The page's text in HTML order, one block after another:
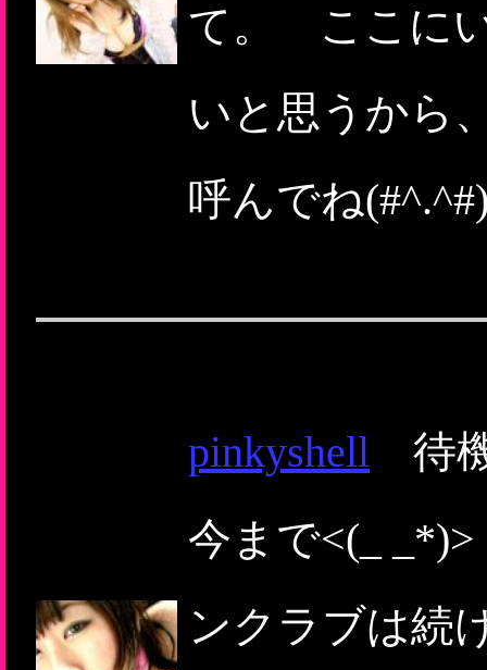
て。 ここに
いと思うから
呼んでね
pinkyshell 待
今まで<(_
ンクラブは続